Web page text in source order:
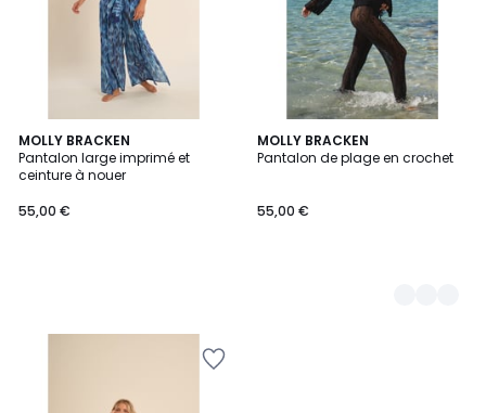
MOLLY BRACKEN
Pantalon large imprimé et
ceinture à nouer
55,00 €
MOLLY BRACKEN
Pantalon de plage en crochet
55,00 €
2
Couleurs